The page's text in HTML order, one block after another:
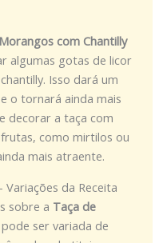
com Chantilly
algumas gotas de licor
Isso dará um
o tornará ainda mais
decorar a taça com
como mirtilos ou
mais atraente.
da Receita
sobre a Taça de
ser variada de